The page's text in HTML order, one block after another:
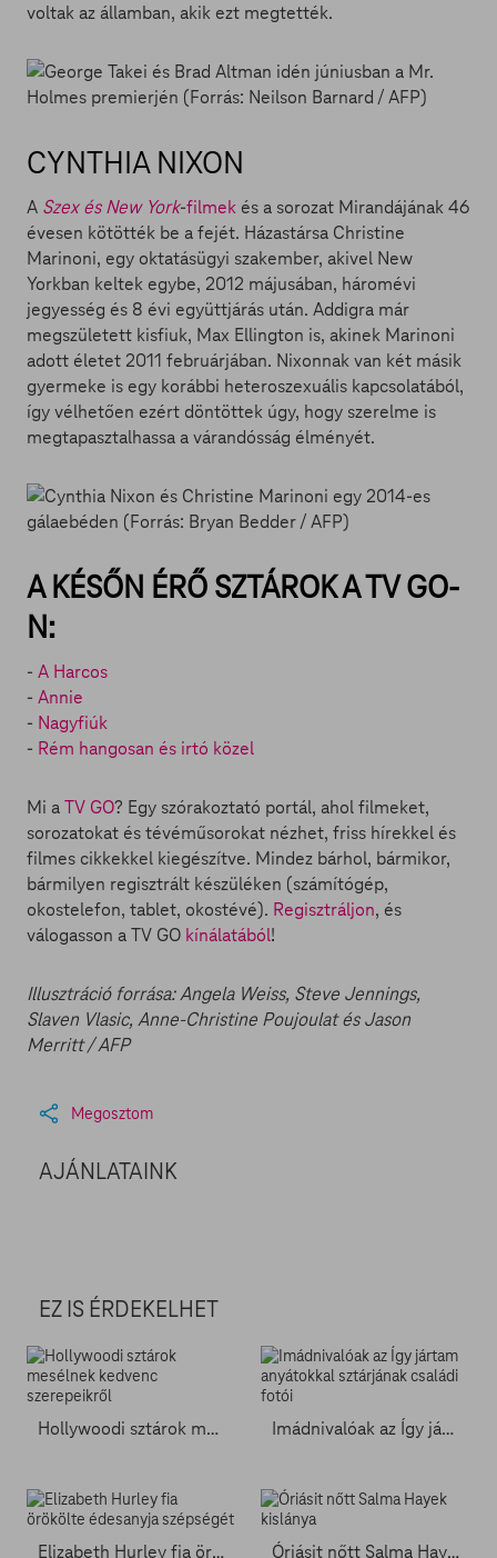
voltak az államban, akik ezt megtették.
CYNTHIA NIXON
A Szex és New York-filmek és a sorozat Mirandájának 46
évesen kötötték be a fejét. Házastársa Christine
Marinoni, egy oktatásügyi szakember, akivel New
Yorkban keltek egybe, 2012 májusában, háromévi
jegyesség és 8 évi együttjárás után. Addigra már
megszületett kisfiuk, Max Ellington is, akinek Marinoni
adott életet 2011 februárjában. Nixonnak van két másik
gyermeke is egy korábbi heteroszexuális kapcsolatából,
így vélhetően ezért döntöttek úgy, hogy szerelme is
megtapasztalhassa a várandósság élményét.
A KÉSŐN ÉRŐ SZTÁROK A TV GO-
N:
- A Harcos
- Annie
- Nagyfiúk
- Rém hangosan és irtó közel
Mi aTV GO? Egy szórakoztató portál, ahol filmeket,
sorozatokat és tévéműsorokat nézhet, friss hírekkel és
filmes cikkekkel kiegészítve. Mindez bárhol, bármikor,
bármilyen regisztrált készüléken (számítógép,
okostelefon, tablet, okostévé). Regisztráljon, és
válogasson a TV GO kínálatából!
Illusztráció forrása: Angela Weiss, Steve Jennings,
Slaven Vlasic, Anne-Christine Poujoulat és Jason
Merritt / AFP
Megosztom
AJÁNLATAINK
EZ IS ÉRDEKELHET
Hollywoodi sztárok mesélnek kedvenc szerepeikről Imádnivalóak az Így jártam anyátokkal sztárjának családi fotói
Elizabeth Hurley fia örökölte édesanyja szépségét Óriásit nőtt Salma Hayek kislánya